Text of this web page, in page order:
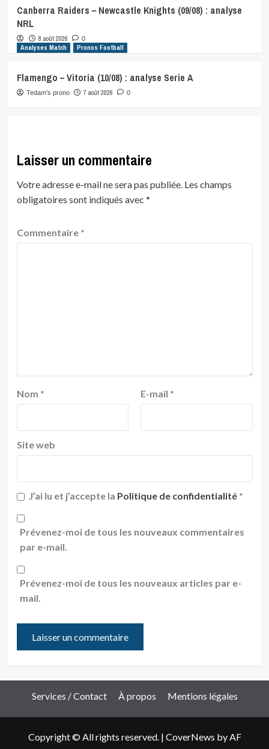
Canberra Raiders – Newcastle Knights (09/08) : analyse
NRL
8 août 2026 0
Analyses Match Pronos Football
Flamengo – Vitoria (10/08) : analyse Serie A
Tedam's prono 7 août 2026 0
Laisser un commentaire
Votre adresse e-mail ne sera pas publiée. Les champs
obligatoires sont indiqués avec *
Commentaire *
Nom * E-mail *
Site web
J’ai lu et j’accepte la Politique de confidentialité *
Prévenez-moi de tous les nouveaux commentaires
par e-mail.
Prévenez-moi de tous les nouveaux articles par e-
mail.
Services / Contact À propos Mentions légales
Copyright © All rights reserved. | CoverNews by AF